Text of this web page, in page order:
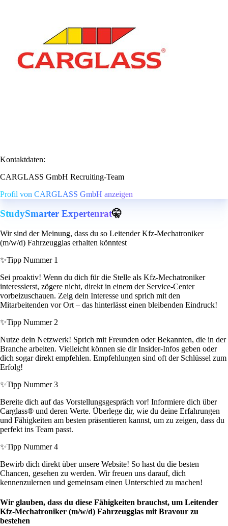
Kontaktdaten:
CARGLASS GmbH Recruiting-Team
Profil von CARGLASS GmbH anzeigen
StudySmarter Expertenrat🤫
Wir sind der Meinung, dass du so Leitender Kfz-Mechatroniker
(m/w/d) Fahrzeugglas erhalten könntest
✨Tipp Nummer 1
Sei proaktiv! Wenn du dich für die Stelle als Kfz-Mechatroniker
interessierst, zögere nicht, direkt in einem der Service-Center
vorbeizuschauen. Zeig dein Interesse und sprich mit den
Mitarbeitenden vor Ort – das hinterlässt einen bleibenden Eindruck!
✨Tipp Nummer 2
Nutze dein Netzwerk! Sprich mit Freunden oder Bekannten, die in der
Branche arbeiten. Vielleicht können sie dir Insider-Infos geben oder
dich sogar direkt empfehlen. Empfehlungen sind oft der Schlüssel zum
Erfolg!
✨Tipp Nummer 3
Bereite dich auf das Vorstellungsgespräch vor! Informiere dich über
Carglass® und deren Werte. Überlege dir, wie du deine Erfahrungen
und Fähigkeiten am besten präsentieren kannst, um zu zeigen, dass du
perfekt ins Team passt.
✨Tipp Nummer 4
Bewirb dich direkt über unsere Website! So hast du die besten
Chancen, gesehen zu werden. Wir freuen uns darauf, dich
kennenzulernen und gemeinsam einen Unterschied zu machen!
Wir glauben, dass du diese Fähigkeiten brauchst, um Leitender
Kfz-Mechatroniker (m/w/d) Fahrzeugglas mit Bravour zu
bestehen